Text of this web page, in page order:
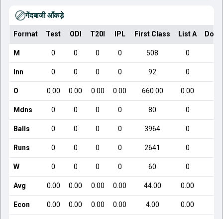
गेंदबाजी आँकड़े
Format Test ODI T20I IPL First Class List A
M 0 0 0 0 508 0
Inn 0 0 0 0 92 0
O 0.00 0.00 0.00 0.00 660.00 0.00
Mdns 0 0 0 0 80 0
Balls 0 0 0 0 3964 0
Runs 0 0 0 0 2641 0
W 0 0 0 0 60 0
Avg 0.00 0.00 0.00 0.00 44.00 0.00
Econ 0.00 0.00 0.00 0.00 4.00 0.00